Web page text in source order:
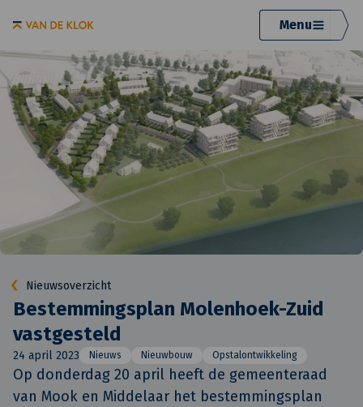
Menu
Nieuwsoverzicht
Bestemmingsplan Molenhoek-Zuid
vastgesteld
24 april 2023 Nieuws Nieuwbouw Opstalontwikkeling
Op donderdag 20 april heeft de gemeenteraad
van Mook en Middelaar het bestemmingsplan